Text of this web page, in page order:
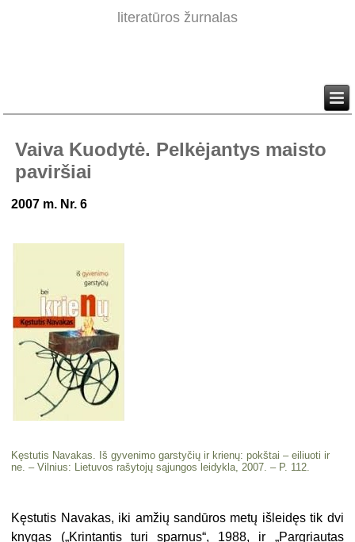
literatūros žurnalas
Vaiva Kuodytė. Pelkėjantys maisto
paviršiai
2007 m. Nr. 6
Kęstutis Navakas. Iš gyvenimo garstyčių ir krienų: pokštai – eiliuoti ir
ne. – Vilnius: Lietuvos rašytojų sąjungos leidykla, 2007. – P. 112.
Kęstutis Navakas, iki amžių sandūros metų išleidęs tik dvi
knygas („Krintantis turi sparnus“, 1988, ir „Pargriautas